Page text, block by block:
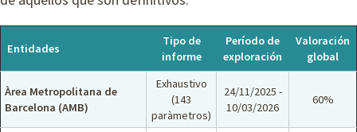
Entidades
Tipo de
informe
Período de
exploración
Valoración
global
Àrea Metropolitana de
Barcelona (AMB)
Exhaustivo
(143
paràmetros)
24/11/2025 -
10/03/2026
60%